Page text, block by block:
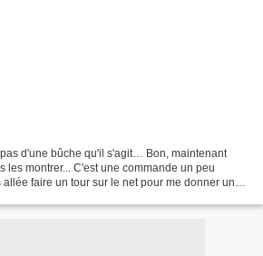
d'une bûche qu'il s'agit… Bon, maintenant
les montrer... C'est une commande un peu
faire un tour sur le net pour me donner une